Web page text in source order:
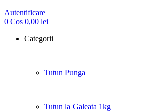
Autentificare
0 Cos 0,00 lei
Categorii
Tutun Punga
Tutun la Galeata 1kg